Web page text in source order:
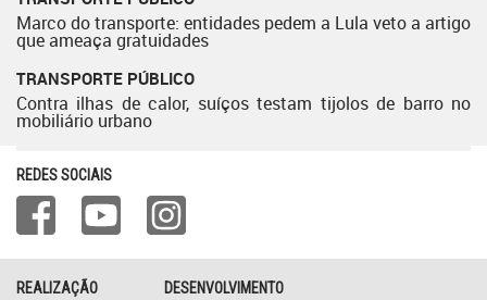
Marco do transporte: entidades pedem a Lula veto a artigo
que ameaça gratuidades
TRANSPORTE PÚBLICO
Contra ilhas de calor, suíços testam tijolos de barro no
mobiliário urbano
REDES SOCIAIS
REALIZAÇÃO DESENVOLVIMENTO